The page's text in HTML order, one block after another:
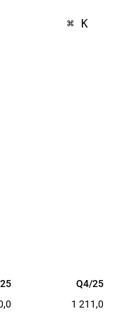
⌘ K
Q4/25
Q4/25
1 211,0